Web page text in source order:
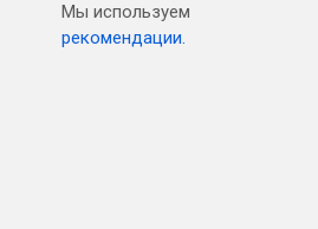
Мы используем
рекомендации.